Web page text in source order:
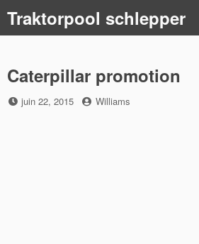
content
Traktorpool schlepper
Caterpillar promotion
Posted
juin 22, 2015 by
Williams